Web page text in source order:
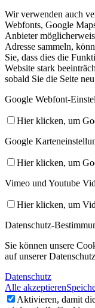
Wir verwenden auch
Webfonts, Google
Anbieter
Adresse sammeln,
Sie, dass dies die
Website stark
sobald Sie die Seite
Google Webfont-
Hier klicken, um
Google
Hier klicken, um
Vimeo und Youtube
Hier klicken, um
Datenschutz-
Sie können unsere
auf unserer
Datenschutz
Alle akzeptieren
Aktivieren, damit